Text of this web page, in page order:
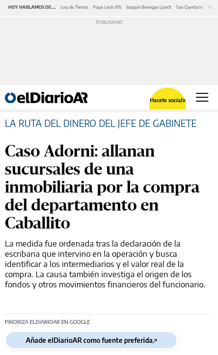
HOY HABLAMOS DE... Ley de Tierras Papa León XIV Joaquín Benegas Lynch San Cayetano
Hacete socia/o
LA RUTA DEL DINERO DEL JEFE DE GABINETE
Caso Adorni: allanan
sucursales de una
inmobiliaria por la compra
del departamento en
Caballito
La medida fue ordenada tras la declaración de la
escribana que intervino en la operación y busca
identificar a los intermediarios y el valor real de la
compra. La causa también investiga el origen de los
fondos y otros movimientos financieros del funcionario.
PRIORIZA ELDIARIOAR EN GOOGLE
Añade elDiarioAR como fuente preferida